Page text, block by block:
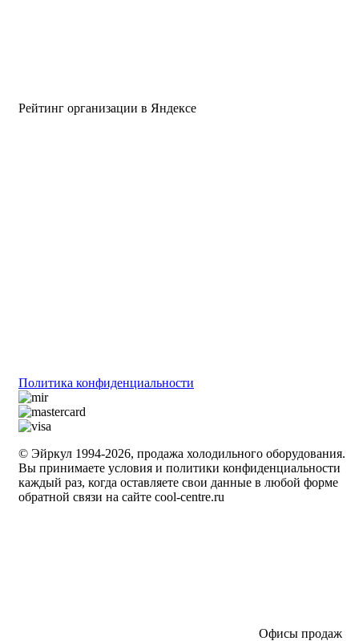
Рейтинг организации в Яндексе
Политика конфиденциальности
© Эйркул 1994-2026, продажа холодильного оборудования.
Вы принимаете условия и политики конфиденциальности
каждый раз, когда оставляете свои данные в любой форме
обратной связи на сайте cool-centre.ru
Офисы продаж